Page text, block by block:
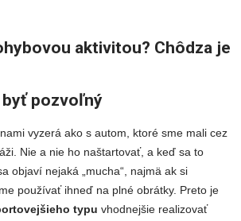
aktivitou? Chôdza je
pozvoľný
vyzerá ako s autom, ktoré sme mali cez
Nie a nie ho naštartovať, a keď sa to
objaví nejaká „mucha“, najmä ak si
používať ihneď na plné obrátky. Preto je
typu vhodnejšie realizovať